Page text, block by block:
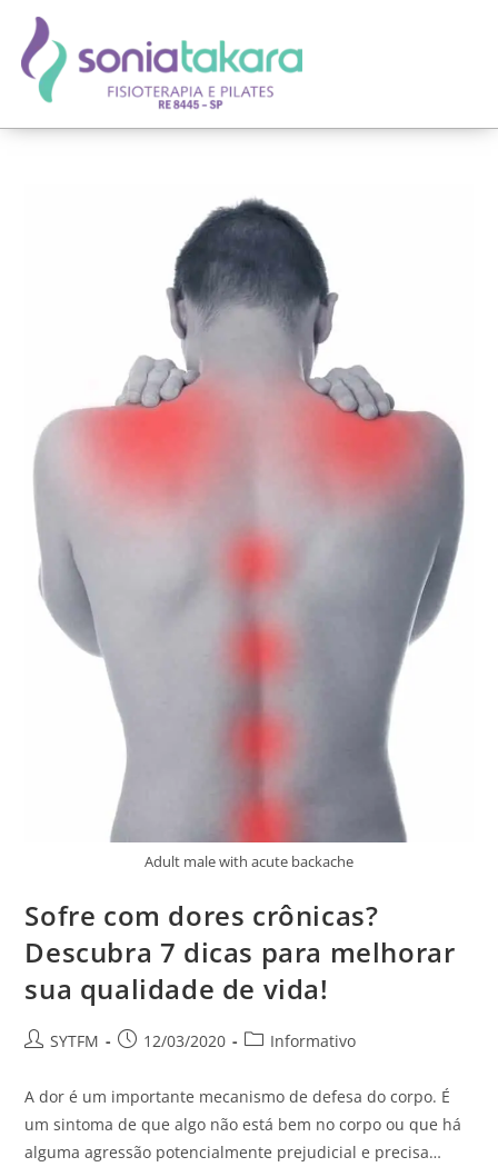
Adult male with acute backache
Sofre com dores crônicas?
Descubra 7 dicas para melhorar
sua qualidade de vida!
SYTFM 12/03/2020 Informativo
A dor é um importante mecanismo de defesa do corpo. É
um sintoma de que algo não está bem no corpo ou que há
alguma agressão potencialmente prejudicial e precisa…